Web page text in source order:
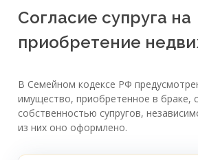
Согласие супруга на
приобретение
В Семейном кодексе РФ
имущество, приобретенное в браке,
собственностью супругов,
из них оно оформлено.